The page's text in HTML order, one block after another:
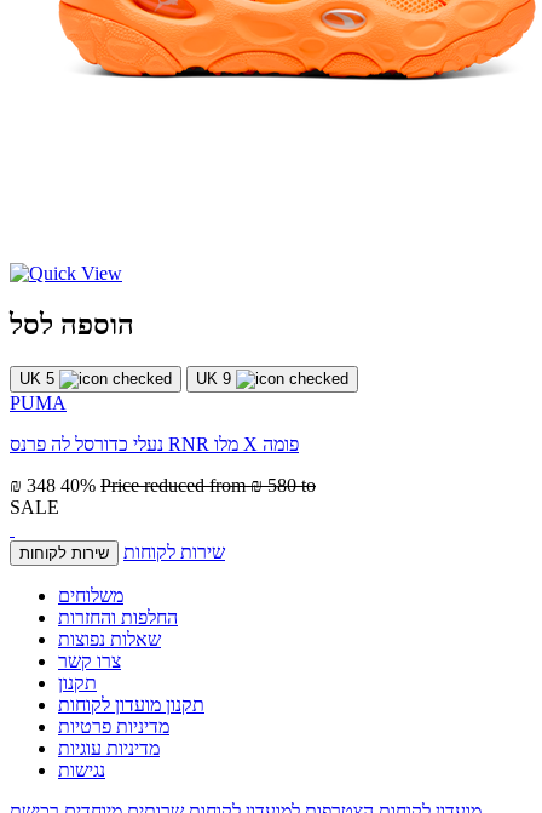
הוספה לסל
UK 5 UK 9
PUMA
נעלי כדורסל לה פרנס RNR מלו X פומה
₪ 348 40% Price reduced from₪ 580 to
SALE
שירות לקוחות שירות לקוחות
משלוחים
החלפות והחזרות
שאלות נפוצות
צרו קשר
תקנון
תקנון מועדון לקוחות
מדיניות פרטיות
מדיניות עוגיות
נגישות